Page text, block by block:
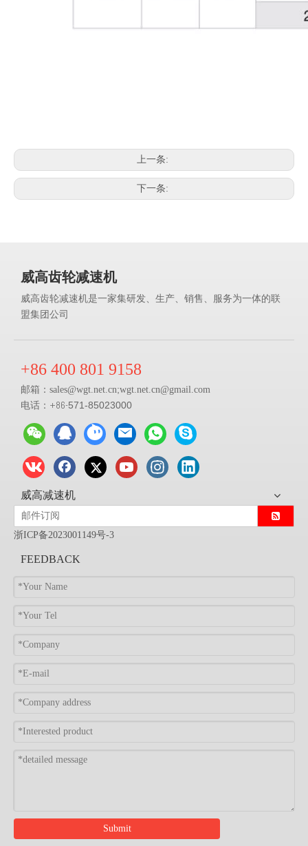
上一条:
下一条:
威高齿轮减速机
威高齿轮减速机是一家集研发、生产、销售、服务为一体的联
盟集团公司
+86 400 801 9158
邮箱： sales@wgt.net.cn;wgt.net.cn@gmail.com
电话：+86-571-85023000
威高减速机
浙ICP备2023001149号-3
FEEDBACK
Submit